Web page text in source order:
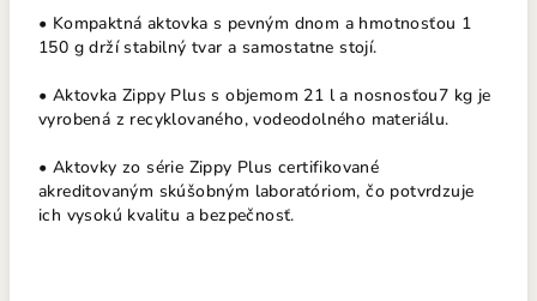
• Kompaktná aktovka s pevným dnom a hmotnosťou 1
150 g drží stabilný tvar a samostatne stojí.
• Aktovka Zippy Plus s objemom 21 l a nosnosťou7 kg je
vyrobená z recyklovaného, vodeodolného materiálu.
• Aktovky zo série Zippy Plus certifikované
akreditovaným skúšobným laboratóriom, čo potvrdzuje
ich vysokú kvalitu a bezpečnosť.